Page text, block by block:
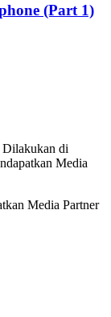
(Part 1)
Dilakukan di
Media
Media Partner